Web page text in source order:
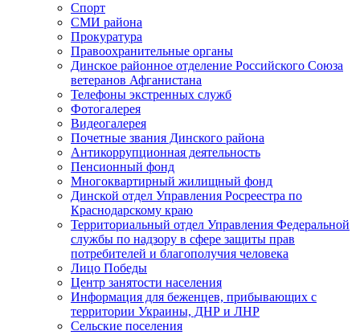
Спорт
СМИ района
Прокуратура
Правоохранительные органы
Динское районное отделение Российского Союза
ветеранов Афганистана
Телефоны экстренных служб
Фотогалерея
Видеогалерея
Почетные звания Динского района
Антикоррупционная деятельность
Пенсионный фонд
Многоквартирный жилищный фонд
Динской отдел Управления Росреестра по
Краснодарскому краю
Территориальный отдел Управления Федеральной
службы по надзору в сфере защиты прав
потребителей и благополучия человека
Лицо Победы
Центр занятости населения
Информация для беженцев, прибывающих с
территории Украины, ДНР и ЛНР
Сельские поселения